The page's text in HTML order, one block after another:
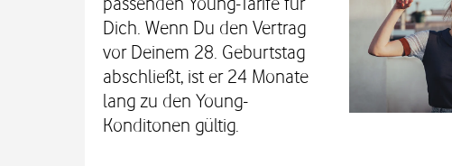
Dich. Wenn Du den Vertrag
vor Deinem 28. Geburtstag
abschließt, ist er 24 Monate
lang zu den Young-
Konditonen gültig.